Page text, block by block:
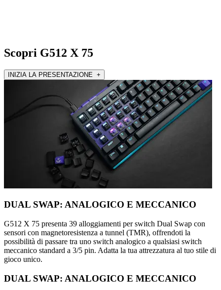
Scopri G512 X 75
INIZIA LA PRESENTAZIONE +
DUAL SWAP: ANALOGICO E MECCANICO
G512 X 75 presenta 39 alloggiamenti per switch Dual Swap con
sensori con magnetoresistenza a tunnel (TMR), offrendoti la
possibilità di passare tra uno switch analogico a qualsiasi switch
meccanico standard a 3/5 pin. Adatta la tua attrezzatura al tuo stile di
gioco unico.
DUAL SWAP: ANALOGICO E MECCANICO